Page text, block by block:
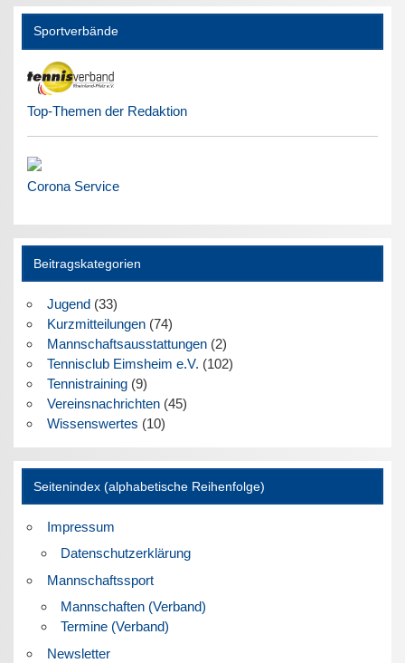
Sportverbände
Top-Themen der Redaktion
Corona Service
Beitragskategorien
Jugend(33)
Kurzmitteilungen(74)
Mannschaftsausstattungen(2)
Tennisclub Eimsheim e.V. (102)
Tennistraining(9)
Vereinsnachrichten(45)
Wissenswertes (10)
Seitenindex (alphabetische Reihenfolge)
Impressum
Datenschutzerklärung
Mannschaftssport
Mannschaften (Verband)
Termine (Verband)
Newsletter